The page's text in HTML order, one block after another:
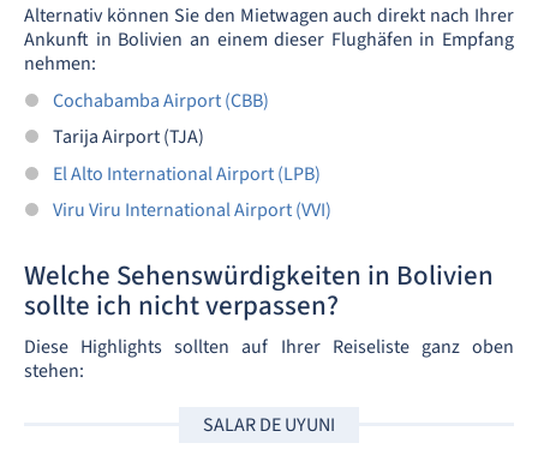
Alternativ können Sie den Mietwagen auch direkt nach Ihrer
Ankunft in Bolivien an einem dieser Flughäfen in Empfang
nehmen:
Cochabamba Airport (CBB)
Tarija Airport (TJA)
El Alto International Airport (LPB)
Viru Viru International Airport (VVI)
Welche Sehenswürdigkeiten in Bolivien
sollte ich nicht verpassen?
Diese Highlights sollten auf Ihrer Reiseliste ganz oben
stehen:
SALAR DE UYUNI